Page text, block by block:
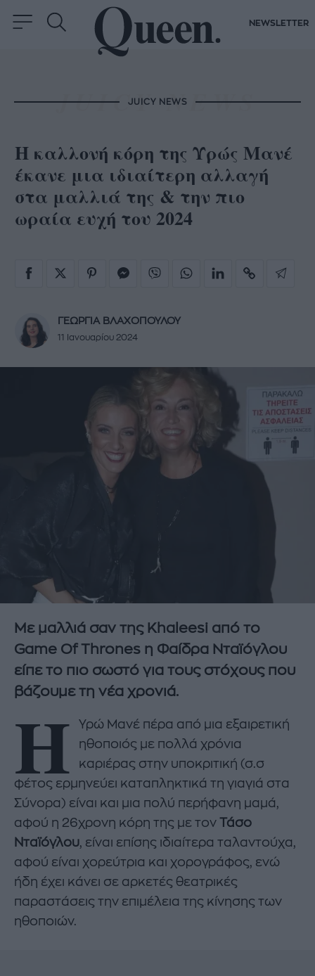
NEWSLETTER
JUICY NEWS
Η καλλονή κόρη της Υρώς Μανέ
έκανε μια ιδιαίτερη αλλαγή
στα μαλλιά της & την πιο
ωραία ευχή του 2024
ΓΕΩΡΓΙΑ ΒΛΑΧΟΠΟΥΛΟΥ
11 Ιανουαρίου 2024
Με μαλλιά σαν της Khaleesi από το
Game Of Thrones η Φαίδρα Νταϊόγλου
είπε το πιο σωστό για τους στόχους που
βάζουμε τη νέα χρονιά.
Η
Υρώ Μανέ πέρα από μια εξαιρετική
ηθοποιός με πολλά χρόνια
καριέρας στην υποκριτική (σ.σ
φέτος ερμηνεύει καταπληκτικά τη γιαγιά στα
Σύνορα) είναι και μια πολύ περήφανη μαμά,
αφού η 26χρονη κόρη της με τον Τάσο
Νταϊόγλου, είναι επίσης ιδιαίτερα ταλαντούχα,
αφού είναι χορεύτρια και χορογράφος, ενώ
ήδη έχει κάνει σε αρκετές θεατρικές
παραστάσεις την επιμέλεια της κίνησης των
ηθοποιών.